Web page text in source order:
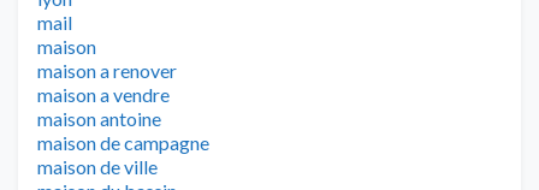
mail
maison
maison a renover
maison a vendre
maison antoine
maison de campagne
maison de ville